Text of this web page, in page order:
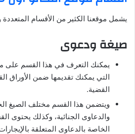
يشمل موقعنا الكثير من الأقسام المتعددة
صيغة ودعوى
يمكنك التعرف في هذا القسم على
التي يمكنك تقديمها ضمن الأوراق
القضية.
ويتضمن هذا القسم مختلف الصيغ
والدعاوى الجنائية، وكذلك يحتوى
الخاصة بالدعاوى المتعلقة